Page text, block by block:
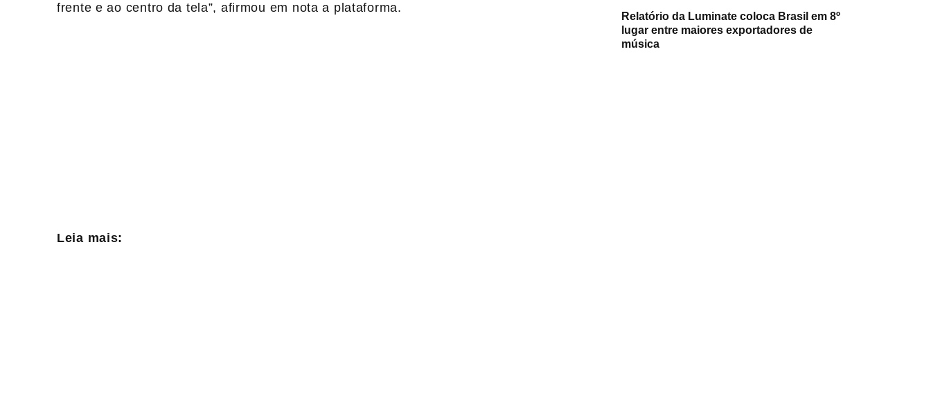
frente e ao centro da tela”, afirmou em nota a plataforma.
Leia mais:
Relatório da Luminate coloca Brasil em 8º
lugar entre maiores exportadores de
música